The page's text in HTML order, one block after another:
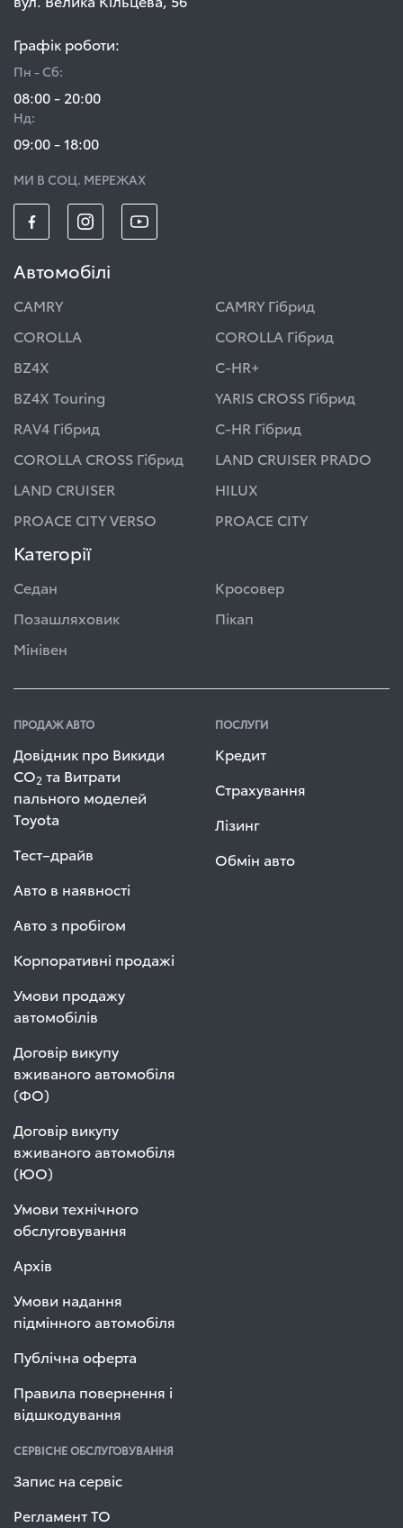
Графік роботи:
Пн - Сб:
08:00 - 20:00
Нд:
09:00 - 18:00
МИ В СОЦ. МЕРЕЖАХ
Автомобілі
CAMRY
CAMRY Гібрид
COROLLA
COROLLA Гібрид
BZ4X
C-HR+
BZ4X Touring
YARIS CROSS Гібрид
RAV4 Гібрид
C-HR Гібрид
COROLLA CROSS Гібрид
LAND CRUISER PRADO
LAND CRUISER
HILUX
PROACE CITY VERSO
PROACE CITY
Категорії
Седан
Кросовер
Позашляховик
Пікап
Мінівен
ПРОДАЖ АВТО
Довідник про Викиди
СО2 та Витрати
пального моделей
Toyota
Тест–драйв
Авто в наявності
Авто з пробігом
Корпоративні продажі
Умови продажу
автомобілів
Договір викупу
вживаного автомобіля
(ФО)
Договір викупу
вживаного автомобіля
(ЮО)
Умови технічного
обслуговування
Архів
Умови надання
підмінного автомобіля
Публічна оферта
Правила повернення і
відшкодування
ПОСЛУГИ
Кредит
Страхування
Лізинг
Обмін авто
СЕРВІСНЕ ОБСЛУГОВУВАННЯ
Запис на сервіс
Регламент ТО